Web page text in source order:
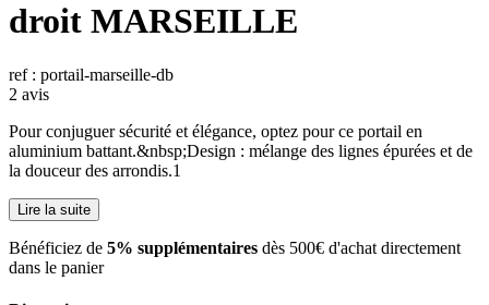
droit MARSEILLE
ref : portail-marseille-db
2 avis
Pour conjuguer sécurité et élégance, optez pour ce portail en
aluminium battant.&nbsp;Design : mélange des lignes épurées et de
la douceur des arrondis.1
Lire la suite
​Bénéficiez de 5% supplémentaires dès 500€ d'achat directement
dans le panier